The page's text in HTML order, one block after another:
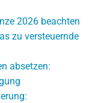
2026 beachten
zu versteuernde
absetzen: